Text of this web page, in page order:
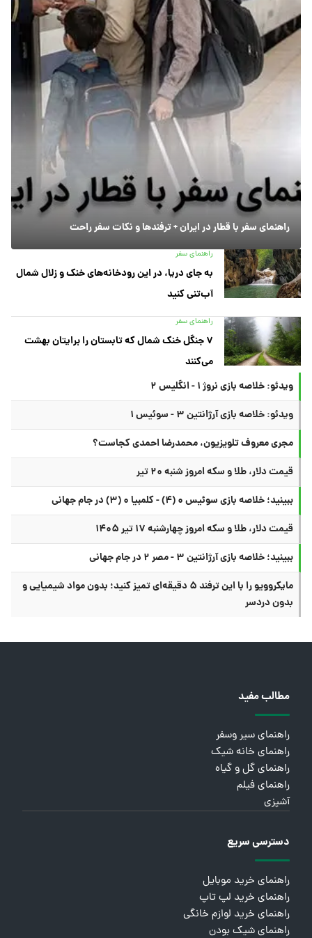
راهنمای سفر با قطار در ایران + ترفندها و نکات سفر راحت
راهنمای سفر
به جای دریا، در این رودخانه‌های خنک و زلال شمال
آب‌تنی کنید
راهنمای سفر
۷ جنگل خنک شمال که تابستان را برایتان بهشت
می‌کنند
ویدئو: خلاصه بازی نروژ ۱ - انگلیس ۲
ویدئو: خلاصه بازی آرژانتین ۳ - سوئیس ۱
مجری معروف تلویزیون، محمدرضا احمدی کجاست؟
قیمت دلار، طلا و سکه امروز شنبه ۲۰ تیر
ببینید؛ خلاصه بازی سوئیس ۰ (۴) - کلمبیا ۰ (۳) در جام جهانی
قیمت دلار، طلا و سکه امروز چهارشنبه ۱۷ تیر ۱۴۰۵
ببینید؛ خلاصه بازی آرژانتین ۳ - مصر ۲ در جام جهانی
مایکروویو را با این ترفند ۵ دقیقه‌ای تمیز کنید؛ بدون مواد شیمیایی و
بدون دردسر
مطالب مفید
راهنمای سیر وسفر
راهنمای خانه شیک
راهنمای گل و گیاه
راهنمای فیلم
آشپزی
دسترسی سریع
راهنمای خرید موبایل
راهنمای خرید لپ تاپ
راهنمای خرید لوازم خانگی
راهنمای شیک بودن